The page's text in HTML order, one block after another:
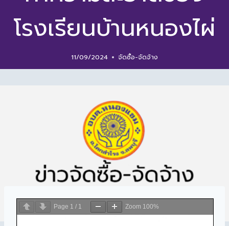
โรงเรียนบ้านหนองไผ่
11/09/2024 จัดซื้อ-จัดจ้าง
Page 1 / 1 Zoom 100%